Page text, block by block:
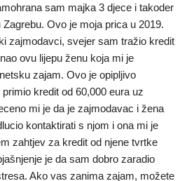
sam majka 3 djece i takoder
Ovo je moja prica u 2019.
zajmodavci, svejer sam tražio kredit
ovu lijepu ženu koja mi je
zajam. Ovo je opipljivo
kredit od 60,000 eura uz
mi je da je zajmodavac i žena
kontaktirati s njom i ona mi je
zahtjev za kredit od njene tvrtke
je da sam dobro zaradio
Ako vas zanima zajam, možete